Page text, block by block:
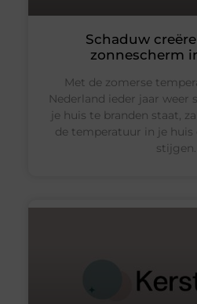
Schaduw
zonnescherm
Met de zomerse
Nederland ieder jaar weer
je huis te branden staat,
de temperatuur in je
stijgen.